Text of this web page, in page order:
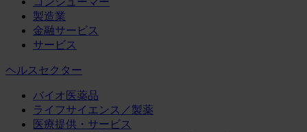
製造業
金融サービス
サービス
ヘルスセクター
バイオ医薬品
ライフサイエンス／製薬
医療提供・サービス